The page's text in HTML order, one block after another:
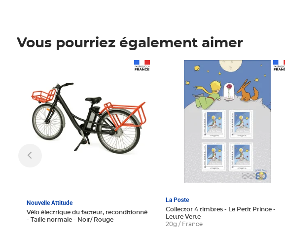
Vous pourriez également aimer
Nouvelle Attitude
Vélo électrique du facteur, reconditionné
- Taille normale - Noir/ Rouge
La Poste
Collector 4 timbres - Le Petit Prince -
Lettre Verte
20g / France
Prix 6,25€ HT